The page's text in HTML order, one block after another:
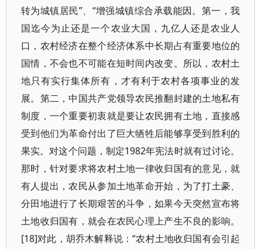
转为城镇居民”、“增强城镇综合承载能因。第一，我
国迄今为止还是一个农业大国，九亿人还是农业人
口，农村经济在整个经济体系中长期占有重要地位的
国情，不会也不可能在短时间内改变。所以，农村土
地只有实行集体所有，才有利于农村各项事业的发
展。第二，中国共产党领导农民推翻封建的土地私有
制度，一个重要初衷就是要让农民拥有土地，直接感
受到他们为革命付出了巨大牺牲后能够享受到胜利的
果实。对这个问题，制定1982年宪法时就有过讨论。
那时，针对要求将农村土地一律收归国有的意见，就
有人提出，农民从参加土地革命开始，为了打土豪、
分田地进行了长期艰苦的斗争，如果今天突然宣布将
土地收归国有，就会在农民心理上产生不良的影响。
[18]对此，胡乔木解释说：“农村土地收归国有会引起